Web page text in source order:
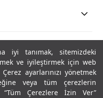
iyi tanımak, sitemizdeki
ve iyileştirmek için web
ayarlarınızı yönetmek
veya tüm çerezlerin
Çerezlere İzin Ver”
Tüm hakları saklıdır.